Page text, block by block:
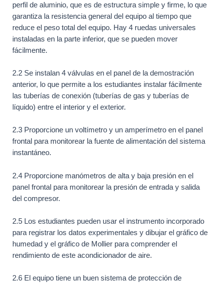
perfil de aluminio, que es de estructura simple y firme, lo que
garantiza la resistencia general del equipo al tiempo que
reduce el peso total del equipo. Hay 4 ruedas universales
instaladas en la parte inferior, que se pueden mover
fácilmente.
2.2 Se instalan 4 válvulas en el panel de la demostración
anterior, lo que permite a los estudiantes instalar fácilmente
las tuberías de conexión (tuberías de gas y tuberías de
líquido) entre el interior y el exterior.
2.3 Proporcione un voltímetro y un amperímetro en el panel
frontal para monitorear la fuente de alimentación del sistema
instantáneo.
2.4 Proporcione manómetros de alta y baja presión en el
panel frontal para monitorear la presión de entrada y salida
del compresor.
2.5 Los estudiantes pueden usar el instrumento incorporado
para registrar los datos experimentales y dibujar el gráfico de
humedad y el gráfico de Mollier para comprender el
rendimiento de este acondicionador de aire.
2.6 El equipo tiene un buen sistema de protección de